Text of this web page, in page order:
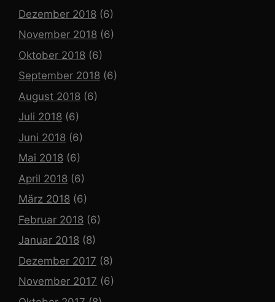
Dezember 2018 (6)
November 2018 (6)
Oktober 2018 (6)
September 2018 (6)
August 2018 (6)
Juli 2018 (6)
Juni 2018 (6)
Mai 2018 (6)
April 2018 (6)
März 2018 (6)
Februar 2018 (6)
Januar 2018 (8)
Dezember 2017 (8)
November 2017 (6)